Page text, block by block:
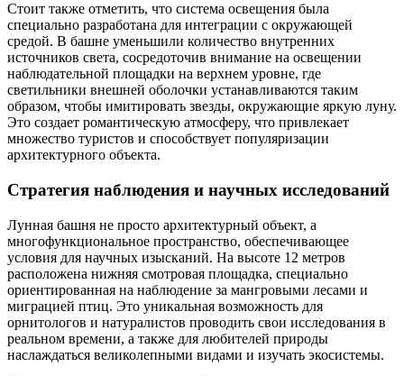
Стоит также отметить, что система освещения была
специально разработана для интеграции с окружающей
средой. В башне уменьшили количество внутренних
источников света, сосредоточив внимание на освещении
наблюдательной площадки на верхнем уровне, где
светильники внешней оболочки устанавливаются таким
образом, чтобы имитировать звезды, окружающие яркую луну.
Это создает романтическую атмосферу, что привлекает
множество туристов и способствует популяризации
архитектурного объекта.
Стратегия наблюдения и научных исследований
Лунная башня не просто архитектурный объект, а
многофункциональное пространство, обеспечивающее
условия для научных изысканий. На высоте 12 метров
расположена нижняя смотровая площадка, специально
ориентированная на наблюдение за мангровыми лесами и
миграцией птиц. Это уникальная возможность для
орнитологов и натуралистов проводить свои исследования в
реальном времени, а также для любителей природы
наслаждаться великолепными видами и изучать экосистемы.